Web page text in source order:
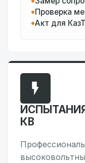
Проверка
Акт для
КВ